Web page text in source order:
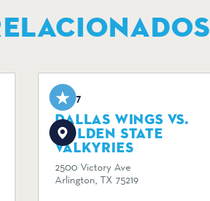
Aug 7
DALLAS WINGS VS.
GOLDEN STATE
VALKYRIES
2500 Victory Ave
Arlington, TX 75219